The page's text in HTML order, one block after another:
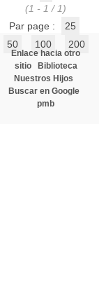
(1 - 1 / 1)
Par page :
25
50
100 200
Enlace hacia otro
sitio
Biblioteca
Nuestros Hijos
Buscar en Google
pmb